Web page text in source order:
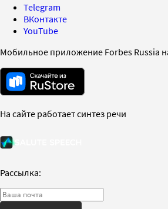
Telegram
ВКонтакте
YouTube
Мобильное приложение Forbes Russia
На сайте работает синтез речи
Рассылка: